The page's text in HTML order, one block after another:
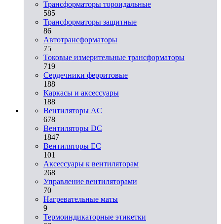
Трансформаторы тороидальные
585
Трансформаторы защитные
86
Автотрансформаторы
75
Токовые измерительные трансформаторы
719
Сердечники ферритовые
188
Каркасы и аксессуары
188
Вентиляторы AC
678
Вентиляторы DC
1847
Вентиляторы EC
101
Аксессуары к вентиляторам
268
Управление вентиляторами
70
Нагревательные маты
9
Термоиндикаторные этикетки